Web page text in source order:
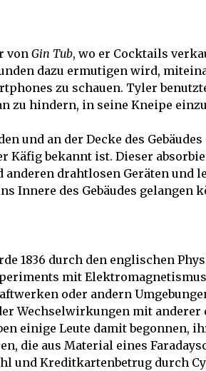
von Gin Tub, wo er Cocktails
dazu ermutigen wird,
zu schauen. Tyler
zu hindern, in seine Kneipe
und an der Decke des
Käfig bekannt ist. Dieser
anderen drahtlosen Geräten und
Innere des Gebäudes gelangen
1836 durch den englischen
mit
oder andern
Wechselwirkungen mit
einige Leute damit begonnen,
die aus Material eines
und Kreditkartenbetrug durch